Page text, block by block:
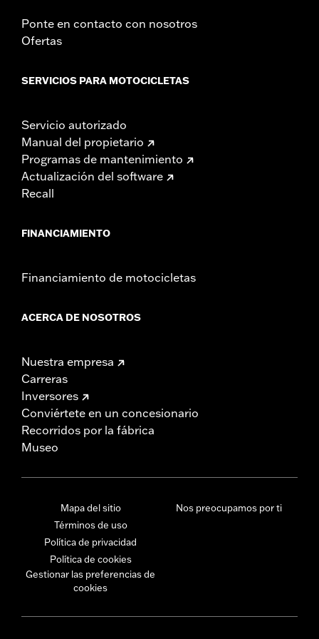
Ponte en contacto con nosotros
Ofertas
SERVICIOS PARA MOTOCICLETAS
Servicio autorizado
Manual del propietario
Programas de mantenimiento
Actualización del software
Recall
FINANCIAMIENTO
Financiamiento de motocicletas
ACERCA DE NOSOTROS
Nuestra empresa
Carreras
Inversores
Conviértete en un concesionario
Recorridos por la fábrica
Museo
Mapa del sitio
Términos de uso
Política de privacidad
Política de cookies
Gestionar las preferencias de
cookies
Nos preocupamos por ti